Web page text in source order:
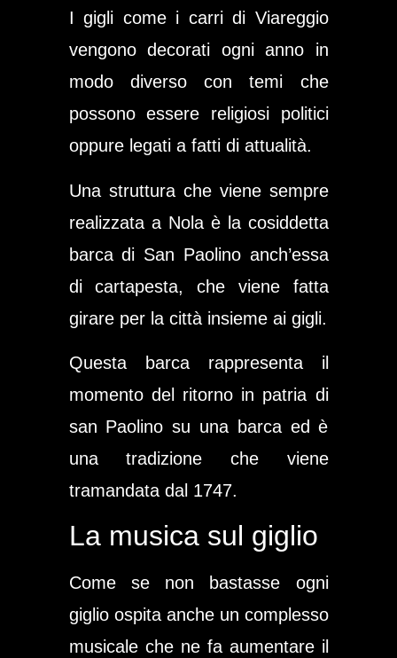
I gigli come i carri di Viareggio
vengono decorati ogni anno in
modo diverso con temi che
possono essere religiosi politici
oppure legati a fatti di attualità.
Una struttura che viene sempre
realizzata a Nola è la cosiddetta
barca di San Paolinoanch’essa
di cartapesta, che viene fatta
girare per la città insieme ai gigli.
Questa barca rappresenta il
momento del ritorno in patria di
san Paolino su una barca ed è
una tradizione che viene
tramandata dal 1747.
La musica sul giglio
Come se non bastasse ogni
giglio ospita anche un complesso
musicale che ne fa aumentare il